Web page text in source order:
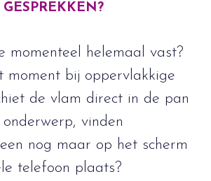
GESPREKKEN?
momenteel helemaal vast?
moment bij oppervlakkige
de vlam direct in de pan
vinden
nog maar op het scherm
telefoon plaats?